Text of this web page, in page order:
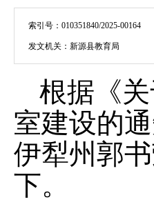
索引号： 010351840/2025-00164
发文机关： 新源县教育局
根据《
室建设的通
伊犁州郭
下。